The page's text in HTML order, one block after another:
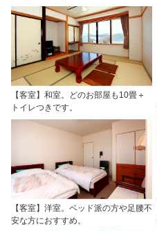
【客室】和室。どのお部屋も10畳＋
トイレつきです。
【客室】洋室。ベッド派の方や足腰不
安な方におすすめ。